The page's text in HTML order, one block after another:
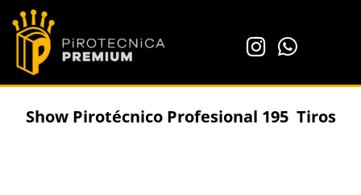
Show Pirotécnico Profesional 195 Tiros